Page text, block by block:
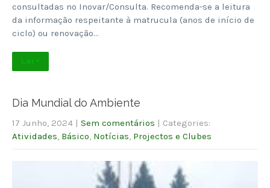
consultadas no Inovar/Consulta. Recomenda-se a leitura
da informação respeitante à matrucula (anos de início de
ciclo) ou renovação…
Ler +
Dia Mundial do Ambiente
17 Junho, 2024 | Sem comentários | Categories:
Atividades Básico Notícias Projectos e Clubes